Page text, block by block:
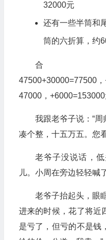
32000元
还有一些半筒和
筒的六折算，约
合
47500+30000=77500
47000，+6000=153000
我跟老爷子说：“
凑个整，十五万五。您
老爷子没说话，
儿。小周在旁边轻轻喊
老爷子抬起头，眼
进来的时候，花了将近
是亏了，但亏的不是钱